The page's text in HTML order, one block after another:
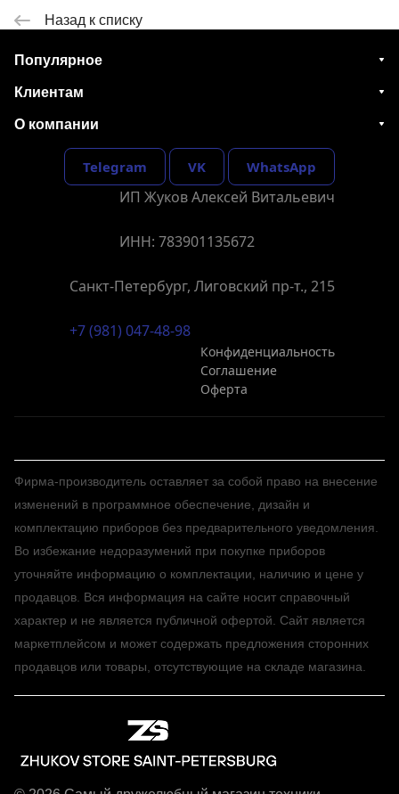
Назад к списку
Популярное
Клиентам
О компании
Telegram VK WhatsApp
ИП Жуков Алексей Витальевич
ИНН: 783901135672
Санкт-Петербург, Лиговский пр-т., 215
+7 (981) 047-48-98
Конфиденциальность
Соглашение
Оферта
Фирма-производитель оставляет за собой право на внесение
изменений в программное обеспечение, дизайн и
комплектацию приборов без предварительного уведомления.
Во избежание недоразумений при покупке приборов
уточняйте информацию о комплектации, наличию и цене у
продавцов. Вся информация на сайте носит справочный
характер и не является публичной офертой. Сайт является
маркетплейсом и может содержать предложения сторонних
продавцов или товары, отсутствующие на складе магазина.